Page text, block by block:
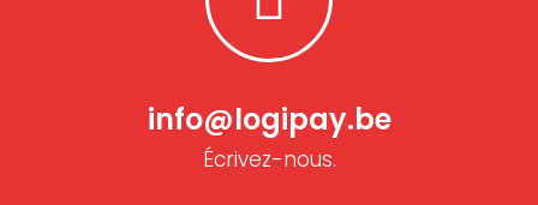
info@logipay.be
Écrivez-nous.